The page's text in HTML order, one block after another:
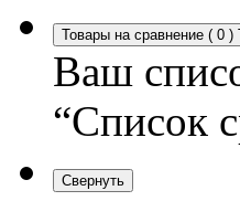
Товары на сравнение ( 0 )
Ваш
“Список
Свернуть